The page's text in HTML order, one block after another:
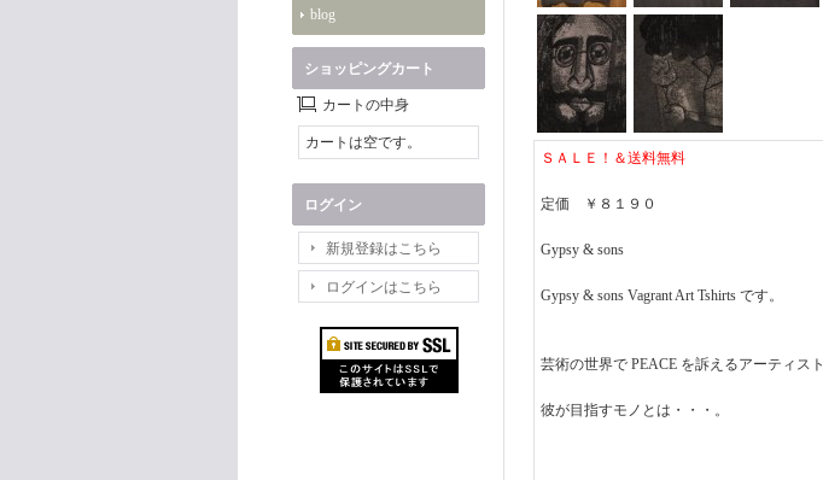
blog
ショッピングカート
カートの中身
カートは空です。
ログイン
新規登録はこちら
ログインはこちら
ＳＡＬＥ！＆送料無料
定価 ￥８１９０
Gypsy & sons
Gypsy & sons Vagrant Art Tshirts です。
芸術の世界で PEACE を訴えるアーティスト
彼が目指すモノとは・・・。